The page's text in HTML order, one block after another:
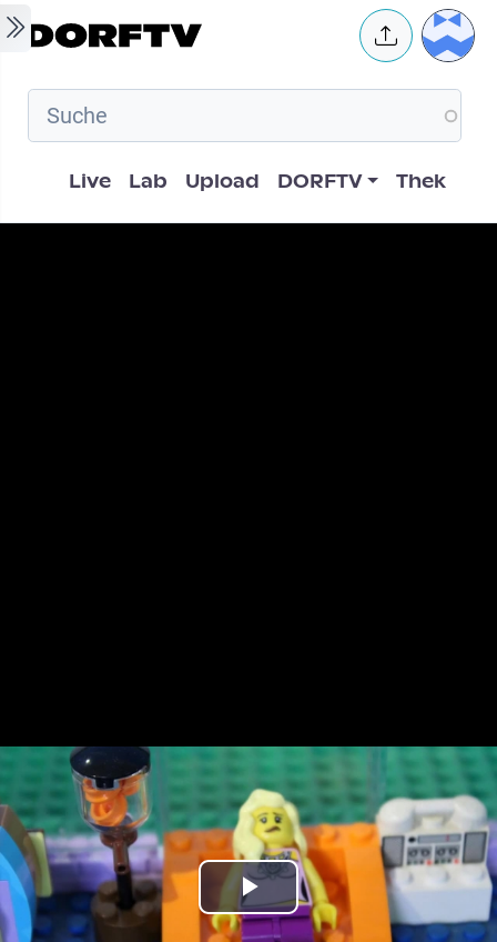
Skip to main content User
Hauptnavigation
Live Lab Upload DORFTV Thek
Play